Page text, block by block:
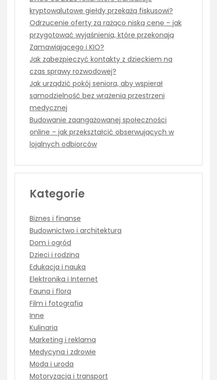
kryptowalutowe giełdy przekażą fiskusowi?
Odrzucenie oferty za rażąco niską cenę – jak
przygotować wyjaśnienia, które przekonają
Zamawiającego i KIO?
Jak zabezpieczyć kontakty z dzieckiem na
czas sprawy rozwodowej?
Jak urządzić pokój seniora, aby wspierał
samodzielność bez wrażenia przestrzeni
medycznej
Budowanie zaangażowanej społeczności
online – jak przekształcić obserwujących w
lojalnych odbiorców
Kategorie
Biznes i finanse
Budownictwo i architektura
Dom i ogród
Dzieci i rodzina
Edukacja i nauka
Elektronika i Internet
Fauna i flora
Film i fotografia
Inne
Kulinaria
Marketing i reklama
Medycyna i zdrowie
Moda i uroda
Motoryzacja i transport